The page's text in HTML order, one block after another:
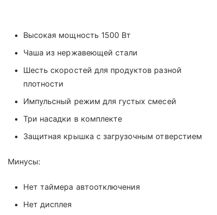
Высокая мощность 1500 Вт
Чаша из нержавеющей стали
Шесть скоростей для продуктов разной
плотности
Импульсный режим для густых смесей
Три насадки в комплекте
Защитная крышка с загрузочным отверстием
Минусы:
Нет таймера автоотключения
Нет дисплея